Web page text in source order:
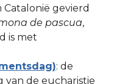
gevierd
de pascua,
is met
: de
van de eucharistie